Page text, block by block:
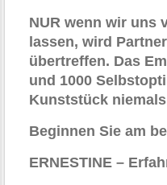
NUR wenn wir uns
lassen, wird
übertreffen. Das
und 1000
Kunststück
Beginnen Sie am
ERNESTINE –